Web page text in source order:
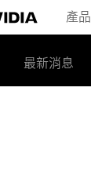
產品
最新消息